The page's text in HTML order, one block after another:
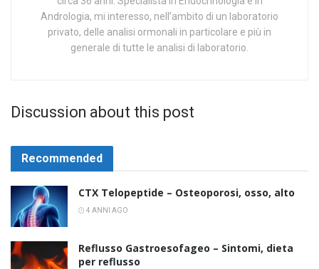
Andrologia, mi interesso, nell’ambito di un laboratorio
privato, delle analisi ormonali in particolare e più in
generale di tutte le analisi di laboratorio.
Discussion about this post
Recommended
CTX Telopeptide – Osteoporosi, osso, alto
4 ANNI AGO
Reflusso Gastroesofageo – Sintomi, dieta
per reflusso